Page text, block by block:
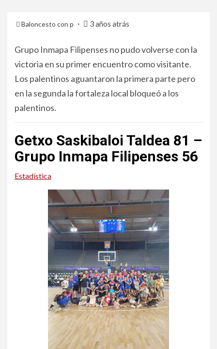
Baloncesto con p 3 años atrás
Grupo Inmapa Filipenses no pudo volverse con la
victoria en su primer encuentro como visitante.
Los palentinos aguantaron la primera parte pero
en la segunda la fortaleza local bloqueó a los
palentinos.
Getxo Saskibaloi Taldea 81 –
Grupo Inmapa Filipenses 56
Estadística